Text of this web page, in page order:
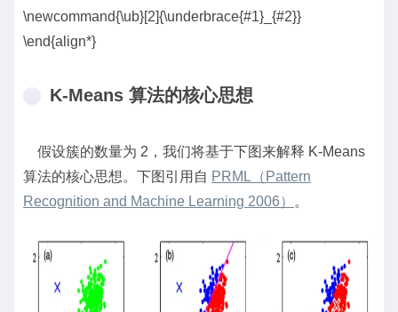
\newcommand{\ub}[2]{\underbrace{#1}_{#2}}
\end{align*}
K-Means 算法的核心思想
假设簇的数量为 2，我们将基于下图来解释 K-Means
算法的核心思想。下图引用自 PRML（Pattern
Recognition and Machine Learning 2006）
。